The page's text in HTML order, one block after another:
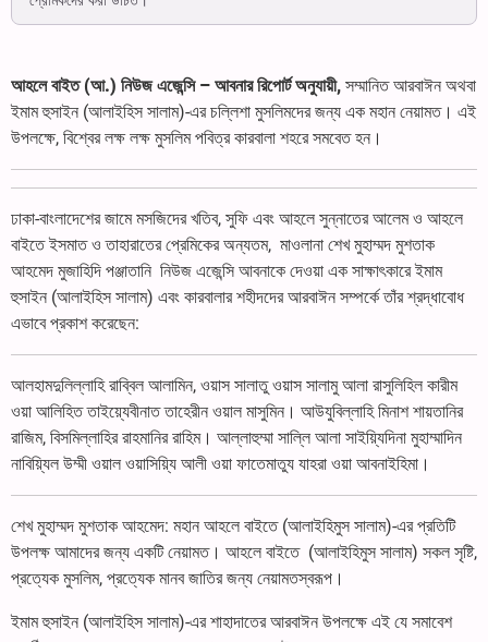
আহলে বাইত (আ.) নিউজ এজেন্সি – আবনার রিপোর্ট অনুযায়ী, সম্মানিত আরবাঈন অথবা
ইমাম হুসাইন (আলাইহিস সালাম)-এর চল্লিশা মুসলিমদের জন্য এক মহান নেয়ামত। এই
উপলক্ষে, বিশ্বের লক্ষ লক্ষ মুসলিম পবিত্র কারবালা শহরে সমবেত হন।
ঢাকা-বাংলাদেশের জামে মসজিদের খতিব, সুফি এবং আহলে সুন্নাতের আলেম ও আহলে
বাইতে ইসমাত ও তাহারাতের প্রেমিকের অন্যতম, মাওলানা শেখ মুহাম্মদ মুশতাক
আহমেদ মুজাহিদি পঞ্জাতানি নিউজ এজেন্সি আবনাকে দেওয়া এক সাক্ষাৎকারে ইমাম
হুসাইন (আলাইহিস সালাম) এবং কারবালার শহীদদের আরবাঈন সম্পর্কে তাঁর শ্রদ্ধাবোধ
এভাবে প্রকাশ করেছেন:
আলহামদুলিল্লাহি রাব্বিল আলামিন, ওয়াস সালাতু ওয়াস সালামু আলা রাসুলিহিল কারীম
ওয়া আলিহিত তাইয়্যেবীনাত তাহেরীন ওয়াল মাসুমিন। আউযুবিল্লাহি মিনাশ শায়তানির
রাজিম, বিসমিল্লাহির রাহমানির রাহিম। আল্লাহুম্মা সাল্লি আলা সাইয়্যিদিনা মুহাম্মাদিন
নাবিয়্যিল উম্মী ওয়াল ওয়াসিয়্যি আলী ওয়া ফাতেমাতুয যাহরা ওয়া আবনাইহিমা।
শেখ মুহাম্মদ মুশতাক আহমেদ: মহান আহলে বাইতে (আলাইহিমুস সালাম)-এর প্রতিটি
উপলক্ষ আমাদের জন্য একটি নেয়ামত। আহলে বাইতে (আলাইহিমুস সালাম) সকল সৃষ্টি,
প্রত্যেক মুসলিম, প্রত্যেক মানব জাতির জন্য নেয়ামতস্বরূপ।
ইমাম হুসাইন (আলাইহিস সালাম)-এর শাহাদাতের আরবাঈন উপলক্ষে এই যে সমাবেশ